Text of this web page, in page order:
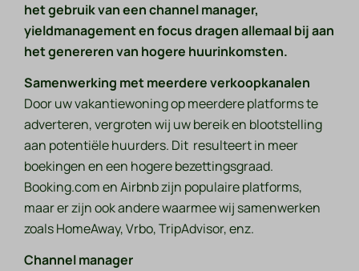
het gebruik van een channel manager,
yieldmanagement en focus dragen allemaal bij aan
het genereren van hogere huurinkomsten.
Samenwerking met meerdere verkoopkanalen
Door uw vakantiewoning op meerdere platforms te
adverteren, vergroten wij uw bereik en blootstelling
aan potentiële huurders. Dit resulteert in meer
boekingen en een hogere bezettingsgraad.
Booking.com en Airbnb zijn populaire platforms,
maar er zijn ook andere waarmee wij samenwerken
zoals HomeAway, Vrbo, TripAdvisor, enz.
Channel manager